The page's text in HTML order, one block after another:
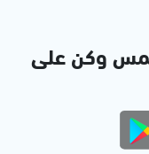
وكن على